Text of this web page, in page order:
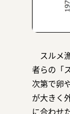
スルメ
者らの「
次第で卵
が大きく